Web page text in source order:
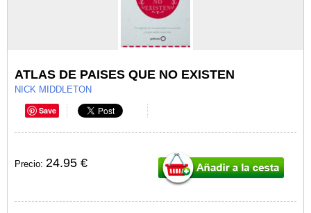
ATLAS DE PAISES QUE NO EXISTEN
NICK MIDDLETON
Save
Precio: 24.95 €